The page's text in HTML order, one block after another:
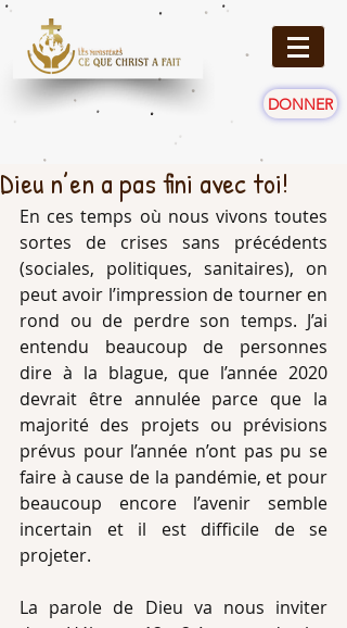
DONNER
Dieu n’en a pas fini avec toi!
En ces temps où nous vivons toutes
sortes de crises sans précédents
(sociales, politiques, sanitaires), on
peut avoir l’impression de tourner en
rond ou de perdre son temps. J’ai
entendu beaucoup de personnes
dire à la blague, que l’année 2020
devrait être annulée parce que la
majorité des projets ou prévisions
prévus pour l’année n’ont pas pu se
faire à cause de la pandémie, et pour
beaucoup encore l’avenir semble
incertain et il est difficile de se
projeter.
La parole de Dieu va nous inviter